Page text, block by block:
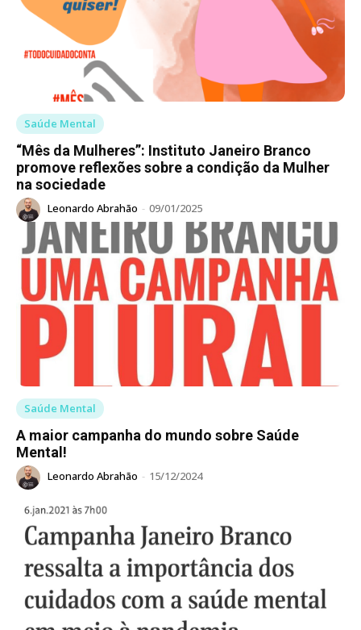
Saúde Mental
“Mês da Mulheres”: Instituto Janeiro Branco
promove reflexões sobre a condição da Mulher
na sociedade
Leonardo Abrahão - 09/01/2025
Saúde Mental
A maior campanha do mundo sobre Saúde
Mental!
Leonardo Abrahão - 15/12/2024